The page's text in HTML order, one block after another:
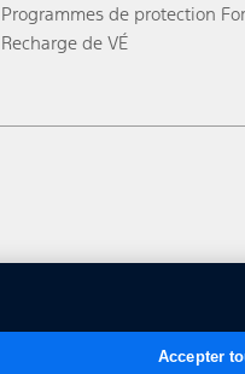
Programmes de protection
Recharge de VÉ
Accepter